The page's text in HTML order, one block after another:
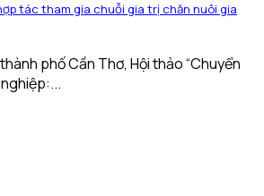
tác tham gia chuỗi gia trị chăn nuôi gia
phố Cần Thơ, Hội thảo “Chuyển